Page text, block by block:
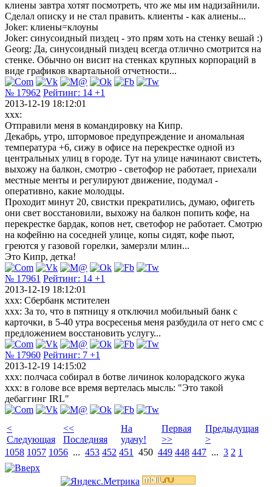
клиены завтра хотят посмотреть, что же мы им надизайнили.
Сделал описку и не стал править. клиенты - как алиены...
Joker: клиены=клоуны
Joker: синусоидный пиздец - это прям хоть на стенку вешай :)
Georg: Да, синусоидный пиздец всегда отлично смотрится на
стенке. Обычно он висит на стенках крупных корпораций в
виде графиков квартальной отчетности...
№ 17962 Рейтинг: 14 +1
2013-12-19 18:12:01
xxx:
Отправили меня в командировку на Кипр.
Декабрь, утро, штормовое предупреждение и аномальная
температура +6, сижу в офисе на перекрестке одной из
центральных улиц в городе. Тут на улице начинают свистеть,
выхожу на балкон, смотрю - светофор не работает, приехали
местные менты и регулируют движение, подумал -
оперативно, какие молодцы.
Проходит минут 20, свистки прекратились, думаю, офигеть
они свет восстановили, выхожу на балкон попить кофе, на
перекрестке бардак, копов нет, светофор не работает. Смотрю
на кофейню на соседней улице, копы сидят, кофе пьют,
греются у газовой горелки, замерзли млин...
Это Кипр, детка!
№ 17961 Рейтинг: 14 +1
2013-12-19 18:12:01
xxx: Сбербанк мстителен
xxx: За то, что в пятницу я отключил мобильный банк с
карточки, в 5-40 утра восресенья меня разбудила от него смс с
предложением восстановить услугу...
№ 17960 Рейтинг: 7 +1
2013-12-19 14:15:02
xxx: полчаса собирал в ботве личинок колорадского жука
ххх: в голове все время вертелась мысль: "Это такой
дебаггинг IRL"
<
Следующая
<<
Последняя
На
удачу!
Первая
>>
Предыдущая
>
1058 1057 1056 ... 453 452 451 450 449 448 447 ... 3 2 1